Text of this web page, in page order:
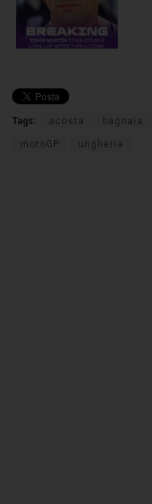
Tags: acosta bagnaia
motoGP ungheria